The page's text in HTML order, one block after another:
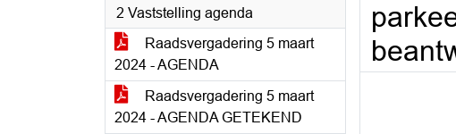
2 Vaststelling agenda
Raadsvergadering 5 maart
2024 - AGENDA
Raadsvergadering 5 maart
2024 - AGENDA GETEKEND